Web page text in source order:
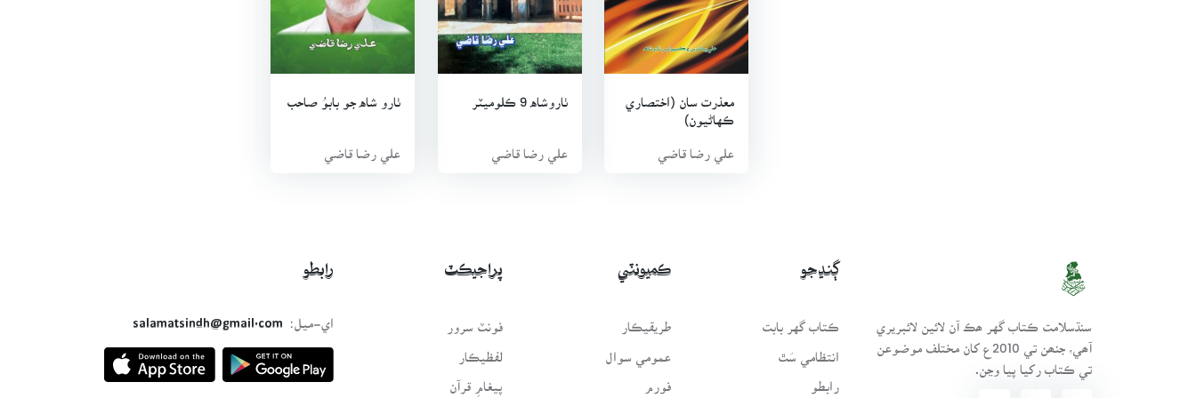
معذرت سان (اختصاري
ڪهاڻيون)
علي رضا قاضي
ٺاروشاه 9 ڪلوميٽر
علي رضا قاضي
ٺارو شاه جو بابوُ صاحب
علي رضا قاضي
سنڌسلامت ڪتاب گهر ھڪ آن لائين لائبريري
آھي، جنھن تي 2010ع کان مختلف موضوعن
تي ڪتاب رکيا پيا وڃن.
ڳنڍجو
ڪتاب گهر بابت
انتظامي سَٿ
رابطو
ڪميونٽي
طريقيڪار
عمومي سوال
فورم
پراجيڪٽ
فونٽ سرور
لفظيڪار
پيغامِ قرآن
رابطو
اي-ميل:
salamatsindh@gmail.com